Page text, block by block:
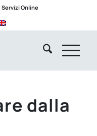
Servizi Online
dalla